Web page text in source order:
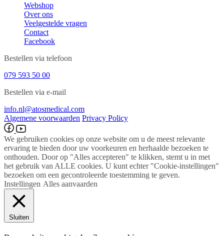
Webshop
Over ons
Veelgestelde vragen
Contact
Facebook
Bestellen via telefoon
079 593 50 00
Bestellen via e-mail
info.nl@atosmedical.com
Algemene voorwaarden Privacy Policy
We gebruiken cookies op onze website om u de meest relevante
ervaring te bieden door uw voorkeuren en herhaalde bezoeken te
onthouden. Door op "Alles accepteren" te klikken, stemt u in met
het gebruik van ALLE cookies. U kunt echter "Cookie-instellingen"
bezoeken om een ​​gecontroleerde toestemming te geven.
Instellingen Alles aanvaarden
Sluiten